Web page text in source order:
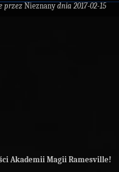
przezNieznanydnia 2017-02-15
Akademii Magii Ramesville!